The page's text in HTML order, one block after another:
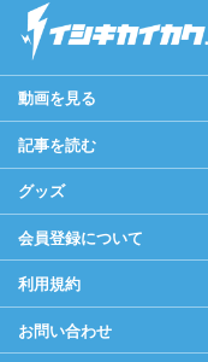
動画を見る
記事を読む
グッズ
会員登録について
利用規約
お問い合わせ